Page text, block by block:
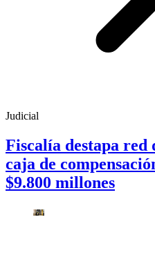
Judicial
Fiscalía destapa red
caja de
$9.800 millones